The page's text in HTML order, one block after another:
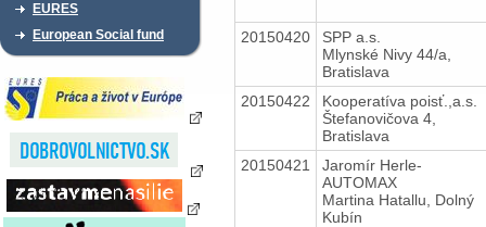
EURES
European Social fund
20150420
SPP a.s.
Mlynské Nivy 44/a,
Bratislava
20150422
Kooperatíva poisť.,a.s.
Štefanovičova 4,
Bratislava
20150421
Jaromír Herle-
AUTOMAX
Martina Hatallu, Dolný
Kubín